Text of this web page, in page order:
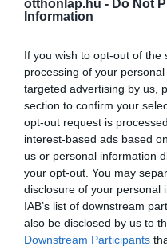
otthonlap.hu - Do Not
Information
If you wish to opt-out of
processing of your
targeted advertising by us,
section to confirm your
opt-out request is
interest-based ads based
us or personal information
your opt-out. You may
disclosure of your personal
IAB’s list of downstream
also be disclosed by us to
Downstream Participants